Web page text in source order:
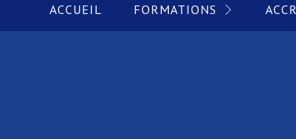
ACCUEIL FORMATIONS